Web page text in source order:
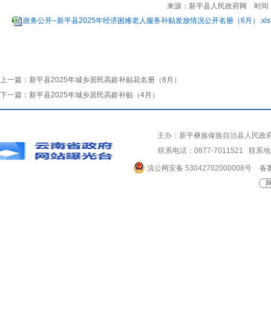
来源：新平县人民政府网 时
政务公开--新平县2025年经济困难老人服务补贴发放情况公开名册（6月）.xls
上一篇： 新平县2025年城乡居民高龄补贴花名册（6月）
下一篇： 新平县2025年城乡居民高龄补贴（4月）
主办：新平彝族傣族自治县人民
联系电话：0877-7011521 联系
滇公网安备 53042702000008号
备